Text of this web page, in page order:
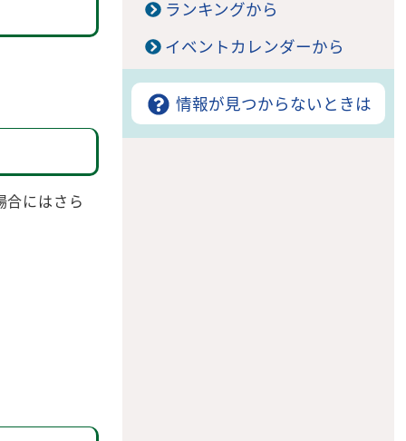
合にはさら
ランキングから
イベントカレンダーから
情報が見つからないときは